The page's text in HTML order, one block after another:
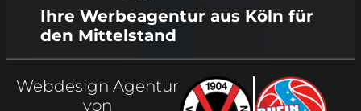
Ihre Werbe­agentur aus Köln für
den Mittelstand
Webdesign Agentur
von